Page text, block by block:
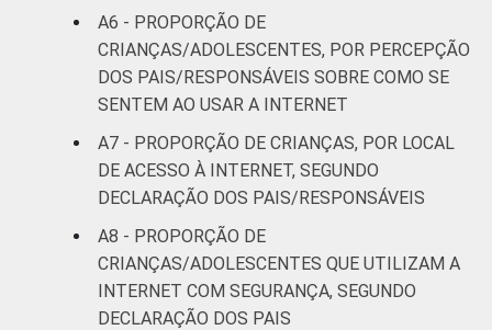
CLASSE
SOCIAL
AB 34 34
C
DE 35
¹Base: 2 261 usuários de Internet de 9 a 17
anos. Dados coletados entre setembro de
2013 e janeiro de 2014.
Fonte: NIC.br - set/2013 a jan/2014
A6 - PROPORÇÃO DE
CRIANÇAS/ADOLESCENTES, POR PERCEPÇÃO
DOS PAIS/RESPONSÁVEIS SOBRE COMO SE
SENTEM AO USAR A INTERNET
A7 - PROPORÇÃO DE CRIANÇAS, POR LOCAL
DE ACESSO À INTERNET, SEGUNDO
DECLARAÇÃO DOS PAIS/RESPONSÁVEIS
A8 - PROPORÇÃO DE
CRIANÇAS/ADOLESCENTES QUE UTILIZAM A
INTERNET COM SEGURANÇA, SEGUNDO
DECLARAÇÃO DOS PAIS